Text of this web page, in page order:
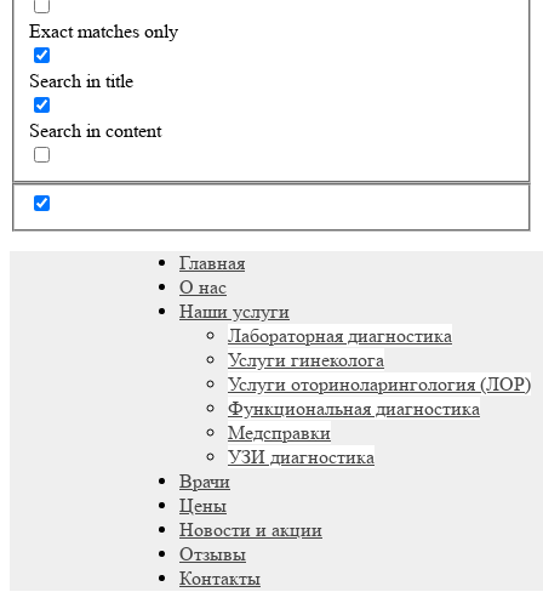
Exact matches only
Search in title
Search in content
Главная
О нас
Наши услуги
Лабораторная диагностика
Услуги гинеколога
Услуги оториноларингология (ЛОР)
Функциональная диагностика
Медсправки
УЗИ диагностика
Врачи
Цены
Новости и акции
Отзывы
Контакты